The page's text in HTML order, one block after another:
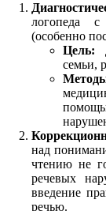
логопеда
(особенно
Цель:
семьи,
над
чтению не
речевых
введение
речью.